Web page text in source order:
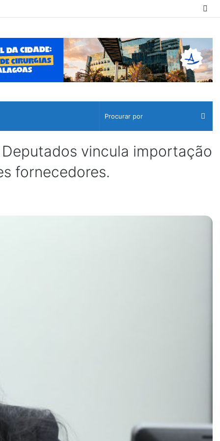
Deputados vincula importação
fornecedores.